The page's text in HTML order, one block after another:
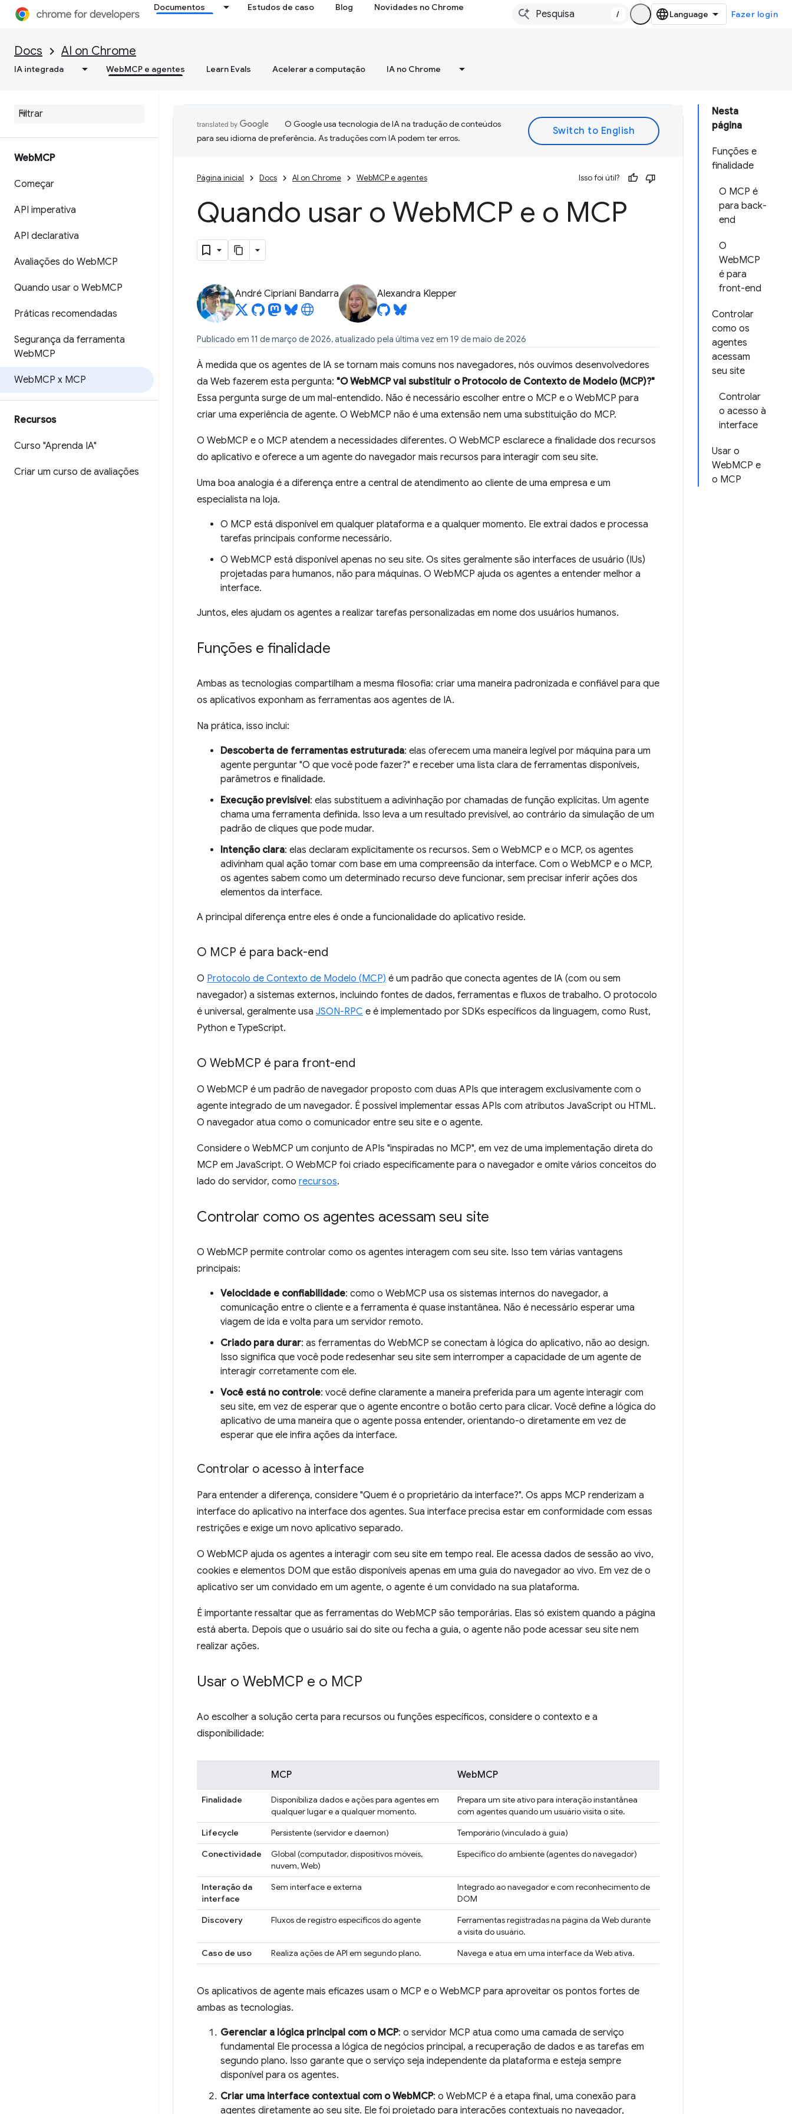
Documentos Estudos de caso Blog Novidades no Chrome
/ Fazer login
Docs AI on Chrome
IA integrada WebMCP e agentes Learn Evals Acelerar a computação IA no Chrome
WebMCP
Começar
API imperativa
API declarativa
Avaliações do WebMCP
Quando usar o WebMCP
Práticas recomendadas
Segurança da ferramenta
WebMCP
WebMCP x MCP
Recursos
Curso "Aprenda IA"
Criar um curso de avaliações
Nesta
página
Funções e
finalidade
O MCP é
para back-
end
O
WebMCP
é para
front-end
Controlar
como os
agentes
acessam
seu site
Controlar
o acesso à
interface
Usar o
WebMCP e
o MCP
O Google usa tecnologia de IA na tradução de conteúdos
para seu idioma de preferência. As traduções com IA podem ter erros.
Página inicial Docs AI on Chrome WebMCP e agentes Isso foi útil?
Quando usar o WebMCP e o MCP
André Cipriani Bandarra Alexandra Klepper
Publicado em 11 de março de 2026, atualizado pela última vez em 19 de maio de 2026
À medida que os agentes de IA se tornam mais comuns nos navegadores, nós ouvimos desenvolvedores
da Web fazerem esta pergunta: "O WebMCP vai substituir o Protocolo de Contexto de Modelo (MCP)?"
Essa pergunta surge de um mal-entendido. Não é necessário escolher entre o MCP e o WebMCP para
criar uma experiência de agente. O WebMCP não é uma extensão nem uma substituição do MCP.
O WebMCP e o MCP atendem a necessidades diferentes. O WebMCP esclarece a finalidade dos recursos
do aplicativo e oferece a um agente do navegador mais recursos para interagir com seu site.
Uma boa analogia é a diferença entre a central de atendimento ao cliente de uma empresa e um
especialista na loja.
O MCP está disponível em qualquer plataforma e a qualquer momento. Ele extrai dados e processa
tarefas principais conforme necessário.
O WebMCP está disponível apenas no seu site. Os sites geralmente são interfaces de usuário (IUs)
projetadas para humanos, não para máquinas. O WebMCP ajuda os agentes a entender melhor a
interface.
Juntos, eles ajudam os agentes a realizar tarefas personalizadas em nome dos usuários humanos.
Funções e finalidade
Ambas as tecnologias compartilham a mesma filosofia: criar uma maneira padronizada e confiável para que
os aplicativos exponham as ferramentas aos agentes de IA.
Na prática, isso inclui:
Descoberta de ferramentas estruturada: elas oferecem uma maneira legível por máquina para um
agente perguntar "O que você pode fazer?" e receber uma lista clara de ferramentas disponíveis,
parâmetros e finalidade.
Execução previsível: elas substituem a adivinhação por chamadas de função explícitas. Um agente
chama uma ferramenta definida. Isso leva a um resultado previsível, ao contrário da simulação de um
padrão de cliques que pode mudar.
Intenção clara: elas declaram explicitamente os recursos. Sem o WebMCP e o MCP, os agentes
adivinham qual ação tomar com base em uma compreensão da interface. Com o WebMCP e o MCP,
os agentes sabem como um determinado recurso deve funcionar, sem precisar inferir ações dos
elementos da interface.
A principal diferença entre eles é onde a funcionalidade do aplicativo reside.
O MCP é para back-end
O Protocolo de Contexto de Modelo (MCP) é um padrão que conecta agentes de IA (com ou sem
navegador) a sistemas externos, incluindo fontes de dados, ferramentas e fluxos de trabalho. O protocolo
é universal, geralmente usa JSON-RPC e é implementado por SDKs específicos da linguagem, como Rust,
Python e TypeScript.
O WebMCP é para front-end
O WebMCP é um padrão de navegador proposto com duas APIs que interagem exclusivamente com o
agente integrado de um navegador. É possível implementar essas APIs com atributos JavaScript ou HTML.
O navegador atua como o comunicador entre seu site e o agente.
Considere o WebMCP um conjunto de APIs "inspiradas no MCP", em vez de uma implementação direta do
MCP em JavaScript. O WebMCP foi criado especificamente para o navegador e omite vários conceitos do
lado do servidor, como recursos.
Controlar como os agentes acessam seu site
O WebMCP permite controlar como os agentes interagem com seu site. Isso tem várias vantagens
principais:
Velocidade e confiabilidade: como o WebMCP usa os sistemas internos do navegador, a
comunicação entre o cliente e a ferramenta é quase instantânea. Não é necessário esperar uma
viagem de ida e volta para um servidor remoto.
Criado para durar: as ferramentas do WebMCP se conectam à lógica do aplicativo, não ao design.
Isso significa que você pode redesenhar seu site sem interromper a capacidade de um agente de
interagir corretamente com ele.
Você está no controle: você define claramente a maneira preferida para um agente interagir com
seu site, em vez de esperar que o agente encontre o botão certo para clicar. Você define a lógica do
aplicativo de uma maneira que o agente possa entender, orientando-o diretamente em vez de
esperar que ele infira ações da interface.
Controlar o acesso à interface
Para entender a diferença, considere "Quem é o proprietário da interface?". Os apps MCP renderizam a
interface do aplicativo na interface dos agentes. Sua interface precisa estar em conformidade com essas
restrições e exige um novo aplicativo separado.
O WebMCP ajuda os agentes a interagir com seu site em tempo real. Ele acessa dados de sessão ao vivo,
cookies e elementos DOM que estão disponíveis apenas em uma guia do navegador ao vivo. Em vez de o
aplicativo ser um convidado em um agente, o agente é um convidado na sua plataforma.
É importante ressaltar que as ferramentas do WebMCP são temporárias. Elas só existem quando a página
está aberta. Depois que o usuário sai do site ou fecha a guia, o agente não pode acessar seu site nem
realizar ações.
Usar o WebMCP e o MCP
Ao escolher a solução certa para recursos ou funções específicos, considere o contexto e a
disponibilidade:
MCP WebMCP
Finalidade
Disponibiliza dados e ações para agentes em
qualquer lugar e a qualquer momento.
Prepara um site ativo para interação instantânea
com agentes quando um usuário visita o site.
Lifecycle
Persistente (servidor e daemon)
Temporário (vinculado à guia)
Conectividade
Global (computador, dispositivos móveis,
nuvem, Web)
Específico do ambiente (agentes do navegador)
Interação da
interface
Sem interface e externa
Integrado ao navegador e com reconhecimento de
DOM
Discovery
Fluxos de registro específicos do agente
Ferramentas registradas na página da Web durante
a visita do usuário.
Caso de uso
Realiza ações de API em segundo plano. Navega e atua em uma interface da Web ativa.
Os aplicativos de agente mais eficazes usam o MCP e o WebMCP para aproveitar os pontos fortes de
ambas as tecnologias.
Gerenciar a lógica principal com o MCP: o servidor MCP atua como uma camada de serviço
fundamental Ele processa a lógica de negócios principal, a recuperação de dados e as tarefas em
segundo plano. Isso garante que o serviço seja independente da plataforma e esteja sempre
disponível para os agentes.
Criar uma interface contextual com o WebMCP: o WebMCP é a etapa final, uma conexão para
agentes diretamente ao seu site. Ele foi projetado para interações contextuais no navegador,